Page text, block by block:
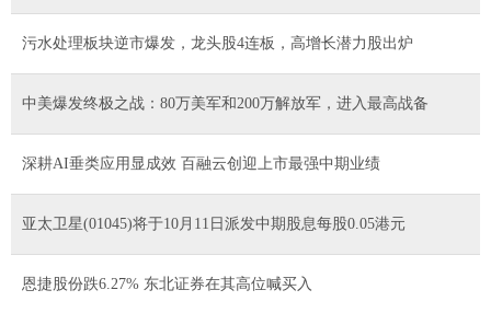
污水处理板块逆市爆发，龙头股4连板，高增长潜力股出炉
中美爆发终极之战：80万美军和200万解放军，进入最高战备
深耕AI垂类应用显成效 百融云创迎上市最强中期业绩
亚太卫星(01045)将于10月11日派发中期股息每股0.05港元
恩捷股份跌6.27% 东北证券在其高位喊买入